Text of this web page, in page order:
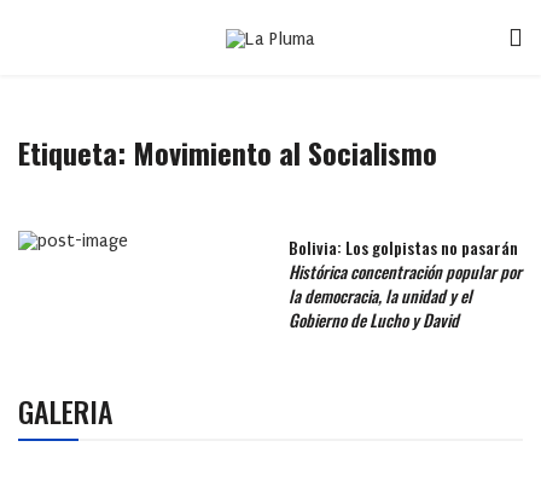
Etiqueta: Movimiento al Socialismo
Bolivia: Los golpistas no pasarán
Histórica concentración popular por
la democracia, la unidad y el
Gobierno de Lucho y David
GALERIA